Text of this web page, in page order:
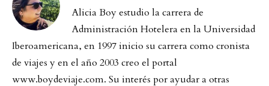
Alicia Boy estudio la carrera de
Administración Hotelera en la Universidad
Iberoamericana, en 1997 inicio su carrera como cronista
de viajes y en el año 2003 creo el portal
www.boydeviaje.com. Su interés por ayudar a otras